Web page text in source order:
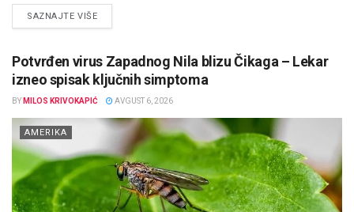
SAZNAJTE VIŠEDETAILS
Potvrđen virus Zapadnog Nila blizu Čikaga – Lekar
izneo spisak ključnih simptoma
BY MILOS KRIVOKAPIĆ AVGUST 6, 2026
AMERIKA